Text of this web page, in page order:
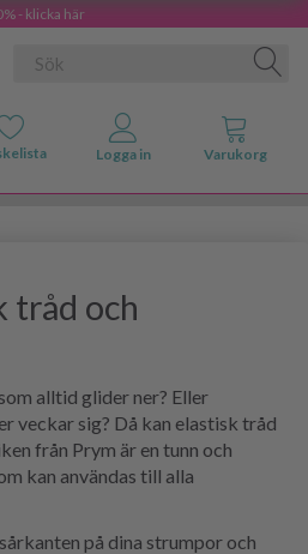
- klicka här
tråd och
alltid glider ner? Eller
veckar sig? Då kan elastisk tråd
från Prym är en tunn och
kan användas till alla
på dina strumpor och